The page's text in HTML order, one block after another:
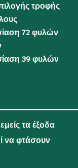
τροφής
72 φυλών
39 φυλών
τα έξοδα
να φτάσουν